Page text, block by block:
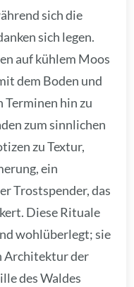
sich die
sich legen.
auf kühlem Moos
dem Boden und
hin zu
zum sinnlichen
zu Textur,
ein
Trostspender, das
Diese Rituale
wohlüberlegt; sie
Architektur der
des Waldes